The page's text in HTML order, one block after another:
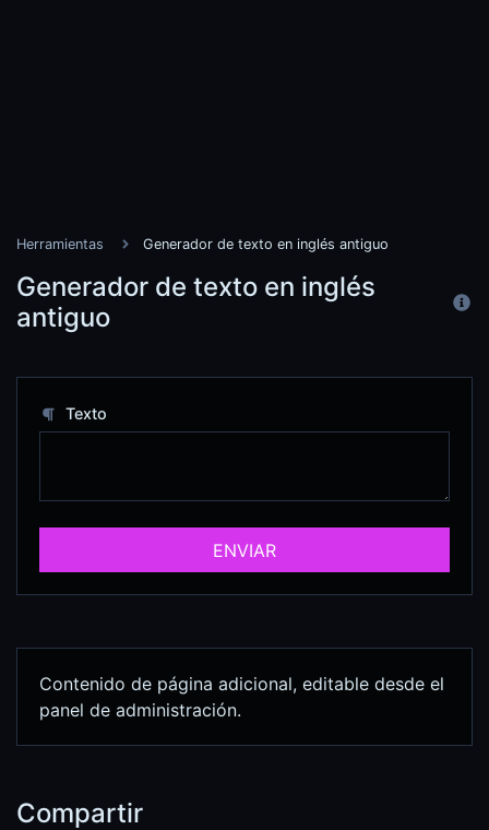
Herramientas Generador de texto en inglés antiguo
Generador de texto en inglés
antiguo
Texto
ENVIAR
Contenido de página adicional, editable desde el
panel de administración.
Compartir